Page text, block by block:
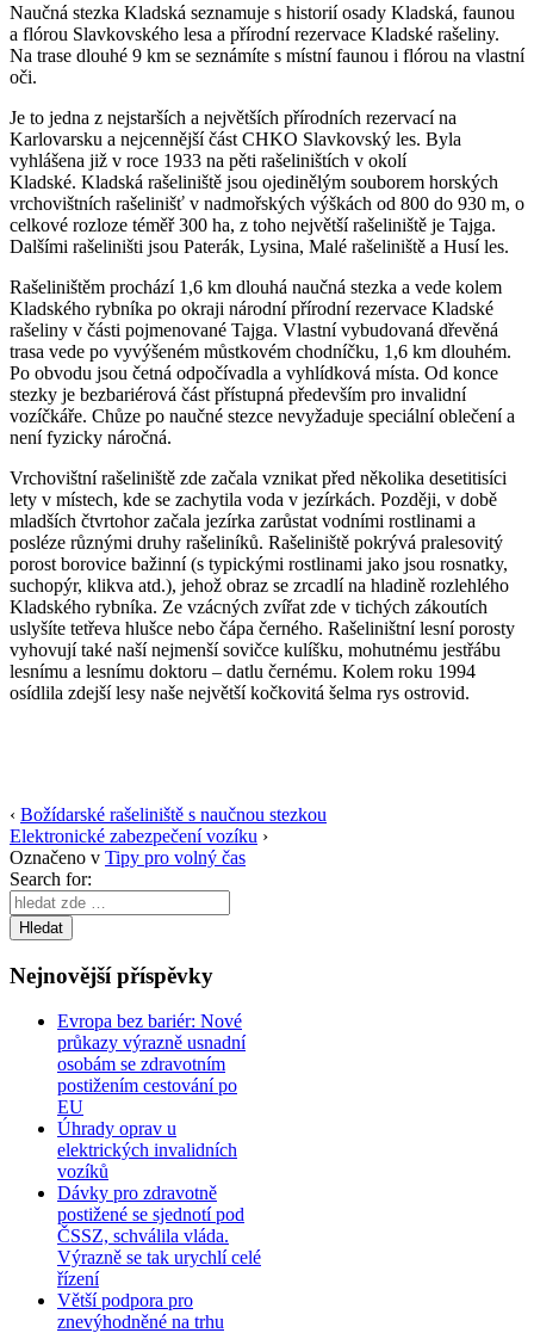
Naučná stezka Kladská seznamuje s historií osady Kladská, faunou
a flórou Slavkovského lesa a přírodní rezervace Kladské rašeliny.
Na trase dlouhé 9 km se seznámíte s místní faunou i flórou na vlastní
oči.
Je to jedna z nejstarších a největších přírodních rezervací na
Karlovarsku a nejcennější část CHKO Slavkovský les. Byla
vyhlášena již v roce 1933 na pěti rašeliništích v okolí
Kladské. Kladská rašeliniště jsou ojedinělým souborem horských
vrchovištních rašelinišť v nadmořských výškách od 800 do 930 m, o
celkové rozloze téměř 300 ha, z toho největší rašeliniště je Tajga.
Dalšími rašeliništi jsou Paterák, Lysina, Malé rašeliniště a Husí les.
Rašeliništěm prochází 1,6 km dlouhá naučná stezka a vede kolem
Kladského rybníka po okraji národní přírodní rezervace Kladské
rašeliny v části pojmenované Tajga. Vlastní vybudovaná dřevěná
trasa vede po vyvýšeném můstkovém chodníčku, 1,6 km dlouhém.
Po obvodu jsou četná odpočívadla a vyhlídková místa. Od konce
stezky je bezbariérová část přístupná především pro invalidní
vozíčkáře. Chůze po naučné stezce nevyžaduje speciální oblečení a
není fyzicky náročná.
Vrchovištní rašeliniště zde začala vznikat před několika desetitisíci
lety v místech, kde se zachytila voda v jezírkách. Později, v době
mladších čtvrtohor začala jezírka zarůstat vodními rostlinami a
posléze různými druhy rašeliníků. Rašeliniště pokrývá pralesovitý
porost borovice bažinní (s typickými rostlinami jako jsou rosnatky,
suchopýr, klikva atd.), jehož obraz se zrcadlí na hladině rozlehlého
Kladského rybníka. Ze vzácných zvířat zde v tichých zákoutích
uslyšíte tetřeva hlušce nebo čápa černého. Rašeliništní lesní porosty
vyhovují také naší nejmenší sovičce kulíšku, mohutnému jestřábu
lesnímu a lesnímu doktoru – datlu černému. Kolem roku 1994
osídlila zdejší lesy naše největší kočkovitá šelma rys ostrovid.
‹ Božídarské rašeliniště s naučnou stezkou
Elektronické zabezpečení vozíku ›
Označeno v Tipy pro volný čas
Search for:
Nejnovější příspěvky
Evropa bez bariér: Nové
průkazy výrazně usnadní
osobám se zdravotním
postižením cestování po
EU
Úhrady oprav u
elektrických invalidních
vozíků
Dávky pro zdravotně
postižené se sjednotí pod
ČSSZ, schválila vláda.
Výrazně se tak urychlí celé
řízení
Větší podpora pro
znevýhodněné na trhu